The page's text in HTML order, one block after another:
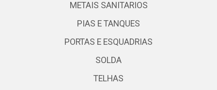
METAIS SANITARIOS
PIAS E TANQUES
PORTAS E ESQUADRIAS
SOLDA
TELHAS